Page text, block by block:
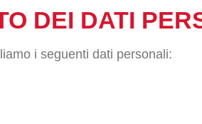
DEI DATI
i seguenti dati personali: